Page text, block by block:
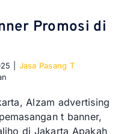
Promosi di
Jasa Pasang T
pada
Pasang
Banner
Alzam advertising
t banner,
di Jakarta Apakah